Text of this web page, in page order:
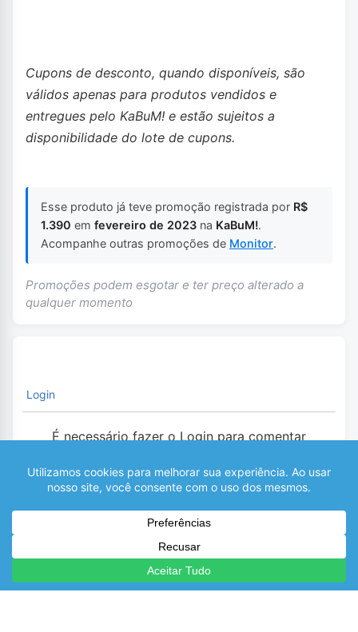
Cupons de desconto, quando disponíveis, são
válidos apenas para produtos vendidos e
entregues pelo KaBuM! e estão sujeitos a
disponibilidade do lote de cupons.
Esse produto já teve promoção registrada por R$
1.390 em fevereiro de 2023 na KaBuM!.
Acompanhe outras promoções de Monitor.
Promoções podem esgotar e ter preço alterado a
qualquer momento
Login
É necessário fazer o Login para comentar
0 COMENTÁRIOS